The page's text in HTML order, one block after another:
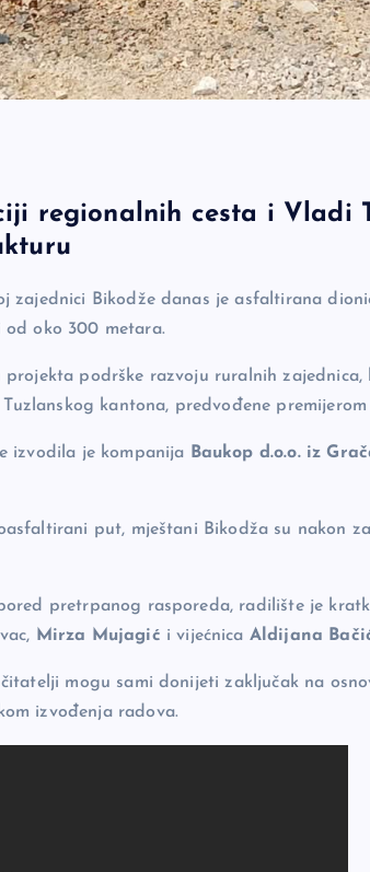
regionalnih cesta i Vladi
zajednici Bikodže danas je asfaltirana
od oko 300 metara.
projekta podrške razvoju ruralnih
kantona, predvođene
izvodila je kompanija Baukop d.o.o. iz
put, mještani Bikodža su nakon
pretrpanog rasporeda, radilište je
Mirza Mujagić i vijećnica Aldijana
mogu sami donijeti zaključak na
izvođenja radova.